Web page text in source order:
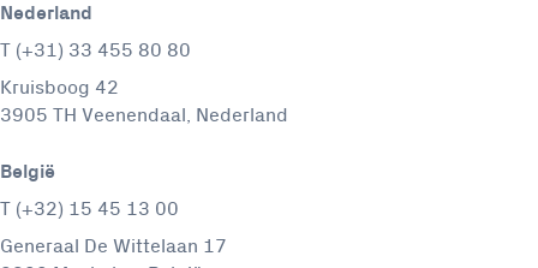
Nederland
T (+31) 33 455 80 80
Kruisboog 42
3905 TH Veenendaal, Nederland
België
T (+32) 15 45 13 00
Generaal De Wittelaan 17